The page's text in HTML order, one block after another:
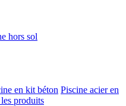
hors sol
en kit béton Piscine acier en
produits